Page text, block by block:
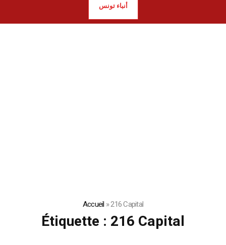
أنباء تونس
Accueil »216 Capital
Étiquette : 216 Capital